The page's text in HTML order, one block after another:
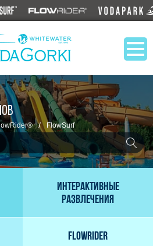
/ FlowSurf
Интерактивные
развлечения
FlowRider